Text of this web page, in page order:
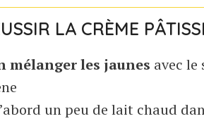
LA CRÈME
mélanger les jaunes avec
un peu de lait chaud